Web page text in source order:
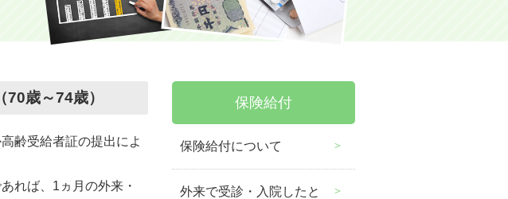
歳～74歳）
齢受給者証の提出によ
れば、1ヵ月の外来・
保険給付
保険給付について
外来で受診・入院したと